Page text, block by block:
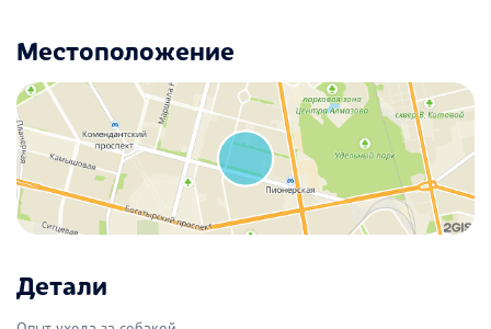
Местоположение
Детали